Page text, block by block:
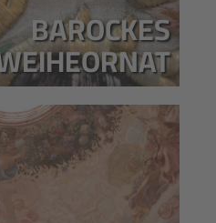
BAROCKES